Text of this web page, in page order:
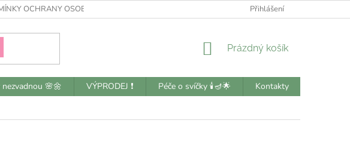
OCHRANY OSOBNÍCH ÚDAJŮ Přihlášení
NÁKUPNÍ
Prázdný košík
🌸🌼 VÝPRODEJ ❗️ Péče o svíčky 🕯️🪔🌟
Kontakty